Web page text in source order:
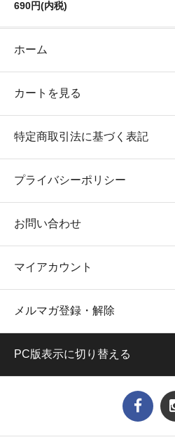
690円(内税)
ホーム
カートを見る
特定商取引法に基づく表記
プライバシーポリシー
お問い合わせ
マイアカウント
メルマガ登録・解除
PC版表示に切り替える